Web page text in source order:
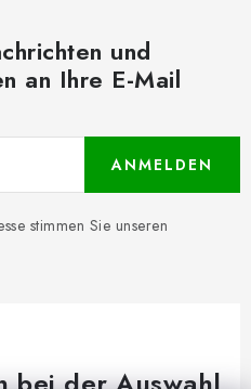
und
an Ihre E-Mail
stimmen Sie unseren
ANMELDEN